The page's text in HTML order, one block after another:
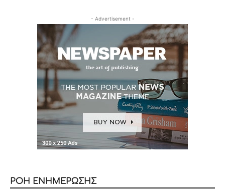
- Advertisement -
ΡΟΗ ΕΝΗΜΕΡΩΣΗΣ